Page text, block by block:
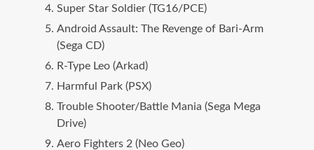
Super Star Soldier (TG16/PCE)
Android Assault: The Revenge of Bari-Arm
(Sega CD)
R-Type Leo (Arkad)
Harmful Park (PSX)
Trouble Shooter/Battle Mania (Sega Mega
Drive)
Aero Fighters 2 (Neo Geo)